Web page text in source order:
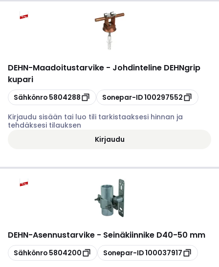
DEHN-Maadoitustarvike - Johdinteline DEHNgrip
kupari
Kopioi
Sähkönro 5804288 Kopioi
Sonepar-ID100297552
Kirjaudu sisään tai luo tili tarkistaaksesi hinnan ja
tehdäksesi tilauksen
Kirjaudu
DEHN-Asennustarvike - Seinäkiinnike D40-50 mm
Kopioi
Sähkönro 5804200 Kopioi
Sonepar-ID100037917